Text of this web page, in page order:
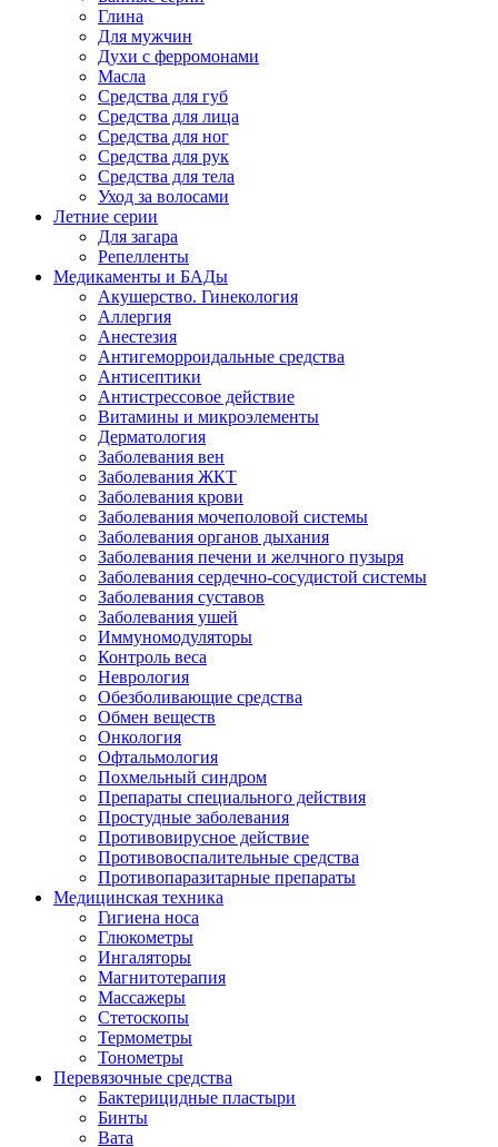
Глина
Для мужчин
Духи с ферромонами
Масла
Средства для губ
Средства для лица
Средства для ног
Средства для рук
Средства для тела
Уход за волосами
Летние серии
Для загара
Репелленты
Медикаменты и БАДы
Акушерство. Гинекология
Аллергия
Анестезия
Антигеморроидальные средства
Антисептики
Антистрессовое действие
Витамины и микроэлементы
Дерматология
Заболевания вен
Заболевания ЖКТ
Заболевания крови
Заболевания мочеполовой системы
Заболевания органов дыхания
Заболевания печени и желчного пузыря
Заболевания сердечно-сосудистой системы
Заболевания суставов
Заболевания ушей
Иммуномодуляторы
Контроль веса
Неврология
Обезболивающие средства
Обмен веществ
Онкология
Офтальмология
Похмельный синдром
Препараты специального действия
Простудные заболевания
Противовирусное действие
Противовоспалительные средства
Противопаразитарные препараты
Медицинская техника
Гигиена носа
Глюкометры
Ингаляторы
Магнитотерапия
Массажеры
Стетоскопы
Термометры
Тонометры
Перевязочные средства
Бактерицидные пластыри
Бинты
Вата